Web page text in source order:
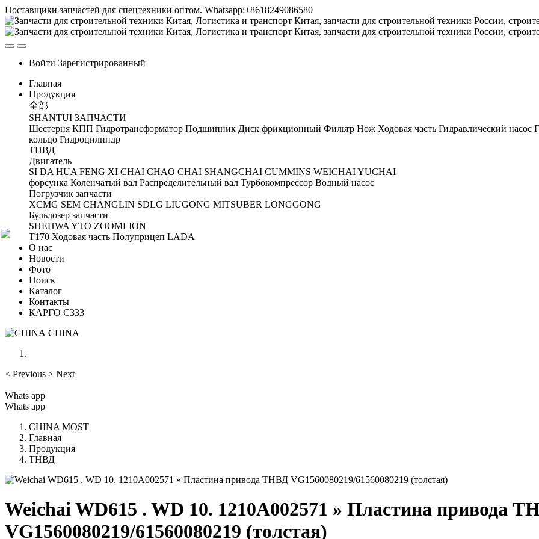
Поставщики запчастей для спецтехники оптом. Whatsapp:+8618249086580
Войти Зарегистрированный
Главная
Продукция
全部
SHANTUI ЗАПЧАСТИ
Шестерня КПП Гидротрансформатор Подшипник Диск фрикционный Фильтр Нож Ходовая часть Гидравлический насос
кольцо Гидроцилиндр
ТНВД
Двигатель
SI DA HUA FENG XI CHAI CHAO CHAI SHANGCHAI CUMMINS WEICHAIYUCHAI
форсунка Коленчатый вал Распределительный вал Турбокомпрессор Водный насос
Погрузчик запчасти
XCMG SEM CHANGLIN SDLG LIUGONG MITSUBER LONGGONG
Бульдозер запчасти
SHEHWA YTO ZOOMLION
T170 Ходовая часть Полуприцеп LADA
О нас
Новости
Фото
Поиск
Каталог
Контакты
КАРГО С333
CHINA
< Previous > Next
Whats app
Whats app
CHINA MOST
Главная
Продукция
ТНВД
Weichai WD615 . WD 10. 1210A002571 » Пластина привода
VG1560080219/61560080219 (толстая)